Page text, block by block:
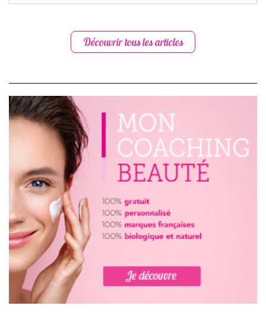
Découvrir tous les articles